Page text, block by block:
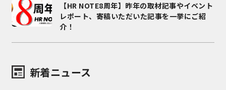
【HR NOTE8周年】昨年の取材記事やイベント
レポート、寄稿いただいた記事を一挙にご紹
介！
新着ニュース